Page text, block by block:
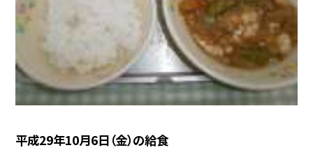
平成29年10月6日（金）の給食